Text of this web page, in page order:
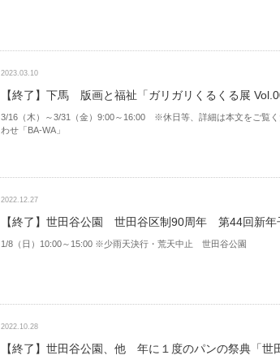
2023.03.10
【終了】下馬 版画と福祉「ガリガリくるくる展
3/16（木）～3/31（金）9:00～16:00 ※休日等、詳細は本文をご覧
わせ「BA-WA」
2022.12.27
【終了】世田谷公園 世田谷区制90周年 第44回新年
1/8（日）10:00～15:00 ※少雨天決行・荒天中止 世田谷公園
2022.10.28
【終了】世田谷公園、他 年に１度のパンの祭典「世